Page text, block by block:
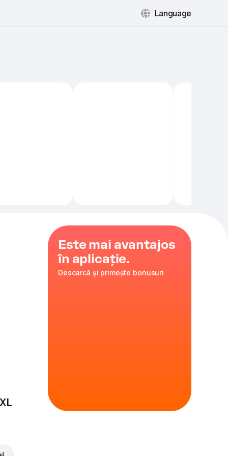
Language
Este mai avantajos
în aplicație.
Descarcă și primește bonusuri